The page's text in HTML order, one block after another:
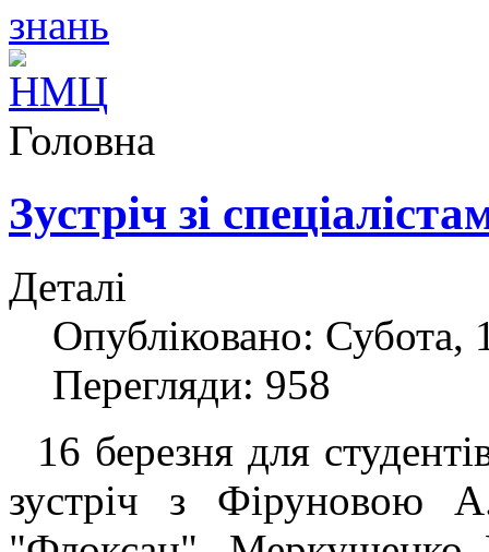
Головна
Зустріч зі
Деталі
Опубліковано: Субота,
Перегляди: 958
16 березня для
зустріч з